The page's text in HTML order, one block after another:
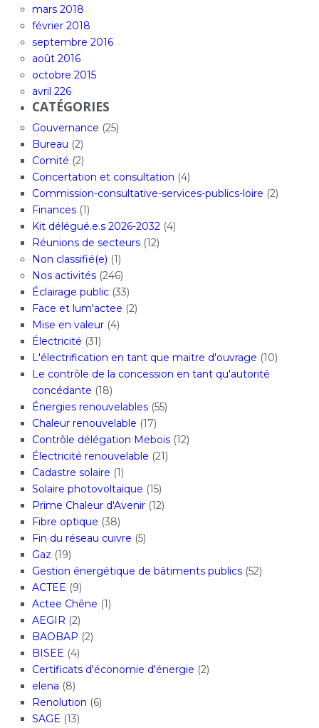
mars 2018
février 2018
septembre 2016
août 2016
octobre 2015
avril 226
CATÉGORIES
Gouvernance (25)
Bureau (2)
Comité (2)
Concertation et consultation (4)
Commission-consultative-services-publics-loire (2)
Finances(1)
Kit délégué.e.s 2026-2032(4)
Réunions de secteurs(12)
Non classifié(e) (1)
Nos activités(246)
Éclairage public(33)
Face et lum'actee (2)
Mise en valeur(4)
Électricité (31)
L'électrification en tant que maitre d'ouvrage (10)
Le contrôle de la concession en tant qu'autorité
concédante (18)
Énergies renouvelables(55)
Chaleur renouvelable (17)
Contrôle délégation Mebois(12)
Électricité renouvelable (21)
Cadastre solaire (1)
Solaire photovoltaïque (15)
Prime Chaleur d'Avenir(12)
Fibre optique (38)
Fin du réseau cuivre (5)
Gaz (19)
Gestion énergétique de bâtiments publics(52)
ACTEE (9)
Actee Chêne (1)
AEGIR (2)
BAOBAP (2)
BISEE (4)
Certificats d'économie d'énergie (2)
elena (8)
Renolution (6)
SAGE (13)